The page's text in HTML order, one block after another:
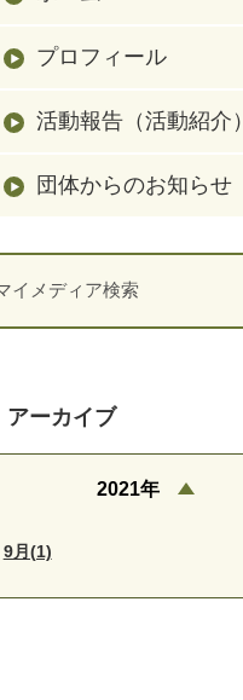
プロフィール
活動報告（活動紹介）
団体からのお知らせ
アーカイブ
2021年
9月(1)